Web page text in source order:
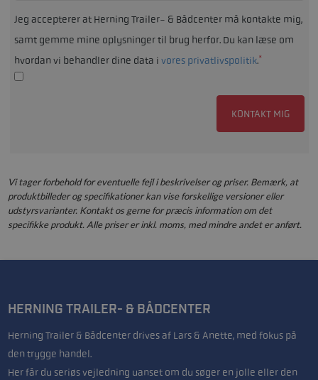
Jeg accepterer at Herning Trailer- & Bådcenter må kontakte mig,
samt gemme mine oplysninger til brug herfor. Du kan læse om
hvordan vi behandler dine data i vores privatlivspolitik.*
KONTAKT MIG
Vi tager forbehold for eventuelle fejl i beskrivelser og priser. Bemærk, at
produktbilleder og specifikationer kan vise forskellige versioner eller
udstyrsvarianter. Kontakt os gerne for præcis information om det
specifikke produkt. Alle priser er inkl. moms, med mindre andet er anført.
HERNING TRAILER- & BÅDCENTER
Herning Trailer & Bådcenter drives af Lars & Anette, med fokus på
den trygge handel.
Her får du seriøs vejledning uanset om du søger en jolle eller den